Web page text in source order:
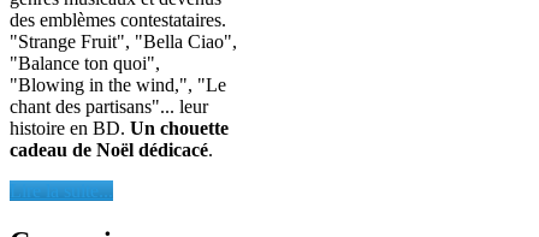
des emblèmes contestataires.
"Strange Fruit", "Bella Ciao",
"Balance ton quoi",
"Blowing in the wind,", "Le
chant des partisans"... leur
histoire en BD. Un chouette
cadeau de Noël dédicacé.
Lire la suite...